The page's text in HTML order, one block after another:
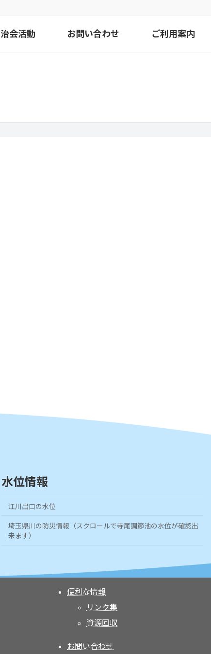
会活動 お問い合わせ ご利用案内
水位情報
江川出口の水位
埼玉県川の防災情報（スクロールで寺尾調節池の水位が確認出
来ます）
便利な情報
リンク集
資源回収
お問い合わせ